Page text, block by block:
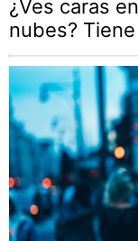
¿Ves caras
nubes?